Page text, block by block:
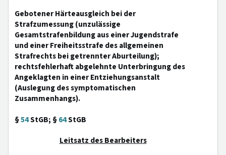
Gebotener Härteausgleich bei der
Strafzumessung (unzulässige
Gesamtstrafenbildung aus einer Jugendstrafe
und einer Freiheitsstrafe des allgemeinen
Strafrechts bei getrennter Aburteilung);
rechtsfehlerhaft abgelehnte Unterbringung des
Angeklagten in einer Entziehungsanstalt
(Auslegung des symptomatischen
Zusammenhangs).
§54StGB; §64StGB
Leitsatz des Bearbeiters